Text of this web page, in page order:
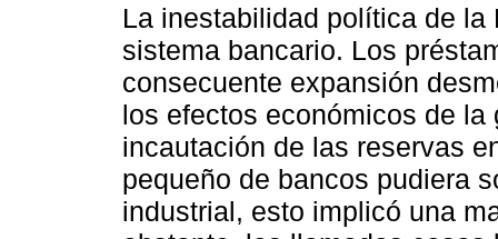
La inestabilidad política de
sistema bancario. Los
consecuente expansión
los efectos económicos de
incautación de las reservas
pequeño de bancos pudiera
industrial, esto implicó una